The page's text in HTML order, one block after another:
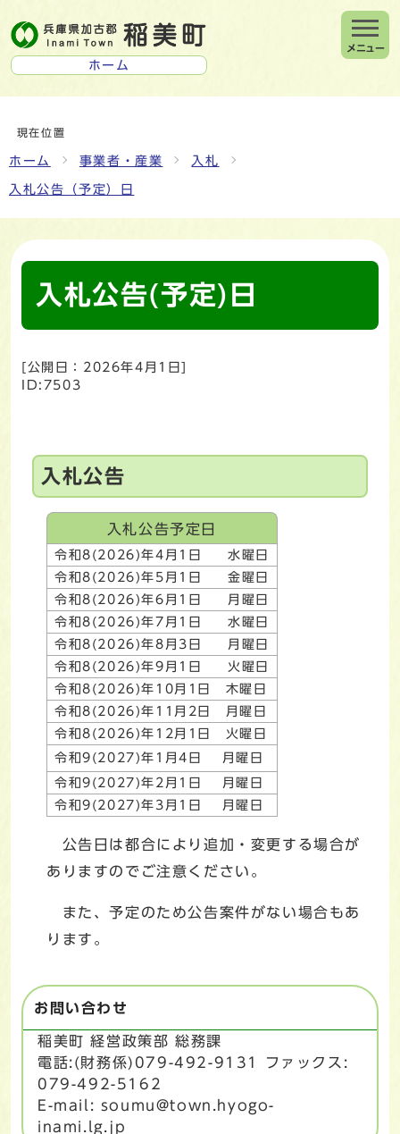
ホーム
メニュー
現在位置
ホーム 事業者・産業 入札
入札公告（予定）日
入札公告(予定)日
[公開日： 2026年4月1日]
ID:7503
入札公告
入札公告予定日
令和8(2026)年4月1日 水曜日
令和8(2026)年5月1日 金曜日
令和8(2026)年6月1日 月曜日
令和8(2026)年7月1日 水曜日
令和8(2026)年8月3日 月曜日
令和8(2026)年9月1日 火曜日
令和8(2026)年10月1日 木曜日
令和8(2026)年11月2日 月曜日
令和8(2026)年12月1日 火曜日
令和9(2027)年1月4日 月曜日
令和9(2027)年2月1日 月曜日
令和9(2027)年3月1日 月曜日
公告日は都合により追加・変更する場合が
ありますのでご注意ください。
また、予定のため公告案件がない場合もあ
ります。
お問い合わせ
稲美町 経営政策部 総務課
電話:(財務係)079-492-9131 ファックス:
079-492-5162
E-mail: soumu@town.hyogo-
inami.lg.jp